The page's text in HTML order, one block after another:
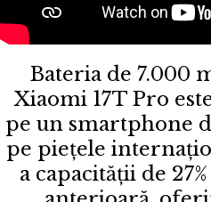
Bateria de 7.000
Xiaomi 17T Pro
pe un smartphone
pe piețele
a capacității de